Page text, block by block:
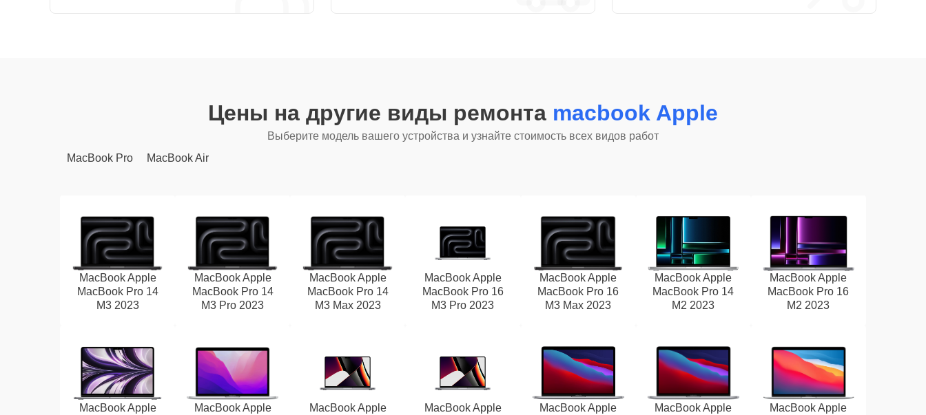
Цены на другие виды ремонта macbook Apple
Выберите модель вашего устройства и узнайте стоимость всех видов работ
MacBook Pro
MacBook Air
MacBook Apple
MacBook Pro 14
M3 2023
MacBook Apple
MacBook Pro 14
M3 Pro 2023
MacBook Apple
MacBook Pro 14
M3 Max 2023
MacBook Apple
MacBook Pro 16
M3 Pro 2023
MacBook Apple
MacBook Pro 16
M3 Max 2023
MacBook Apple
MacBook Pro 14
M2 2023
MacBook Apple
MacBook Pro 16
M2 2023
MacBook Apple
MacBook Apple
MacBook Apple
MacBook Apple
MacBook Apple
MacBook Apple
MacBook Apple